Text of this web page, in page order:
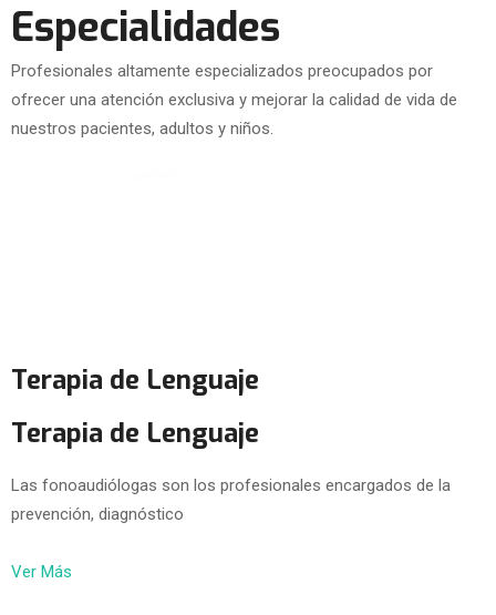
Especialidades
Profesionales altamente especializados preocupados por
ofrecer una atención exclusiva y mejorar la calidad de vida de
nuestros pacientes, adultos y niños.
Terapia de Lenguaje
Terapia de Lenguaje
Las fonoaudiólogas son los profesionales encargados de la
prevención, diagnóstico
Ver Más